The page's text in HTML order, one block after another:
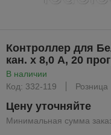
Контроллер для
кан. х 8,0 А, 20
В наличии
Код: 332-119
Розница
Цену уточняйте
Минимальная сумма